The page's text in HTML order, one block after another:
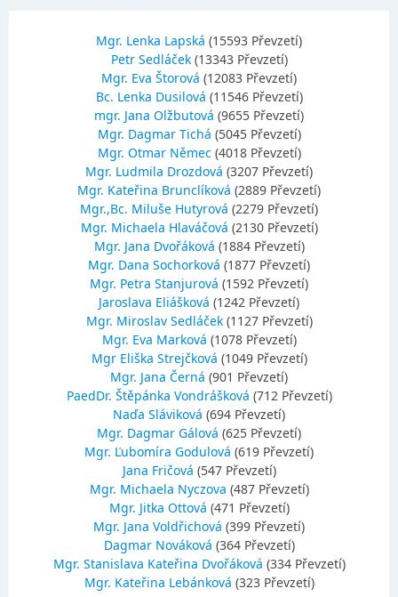
Mgr. Lenka Lapská (15593 Převzetí)
Petr Sedláček (13343 Převzetí)
Mgr. Eva Štorová (12083 Převzetí)
Bc. Lenka Dusilová (11546 Převzetí)
mgr. Jana Olžbutová (9655 Převzetí)
Mgr. Dagmar Tichá (5045 Převzetí)
Mgr. Otmar Němec (4018 Převzetí)
Mgr. Ludmila Drozdová (3207 Převzetí)
Mgr. Kateřina Brunclíková (2889 Převzetí)
Mgr.,Bc. Miluše Hutyrová (2279 Převzetí)
Mgr. Michaela Hlaváčová (2130 Převzetí)
Mgr. Jana Dvořáková (1884 Převzetí)
Mgr. Dana Sochorková (1877 Převzetí)
Mgr. Petra Stanjurová (1592 Převzetí)
Jaroslava Eliášková (1242 Převzetí)
Mgr. Miroslav Sedláček (1127 Převzetí)
Mgr. Eva Marková (1078 Převzetí)
Mgr Eliška Strejčková (1049 Převzetí)
Mgr. Jana Černá (901 Převzetí)
PaedDr. Štěpánka Vondrášková (712 Převzetí)
Naďa Sláviková (694 Převzetí)
Mgr. Dagmar Gálová (625 Převzetí)
Mgr. Ľubomíra Godulová (619 Převzetí)
Jana Fričová (547 Převzetí)
Mgr. Michaela Nyczova (487 Převzetí)
Mgr. Jitka Ottová (471 Převzetí)
Mgr. Jana Voldřichová (399 Převzetí)
Dagmar Nováková (364 Převzetí)
Mgr. Stanislava Kateřina Dvořáková (334 Převzetí)
Mgr. Kateřina Lebánková (323 Převzetí)